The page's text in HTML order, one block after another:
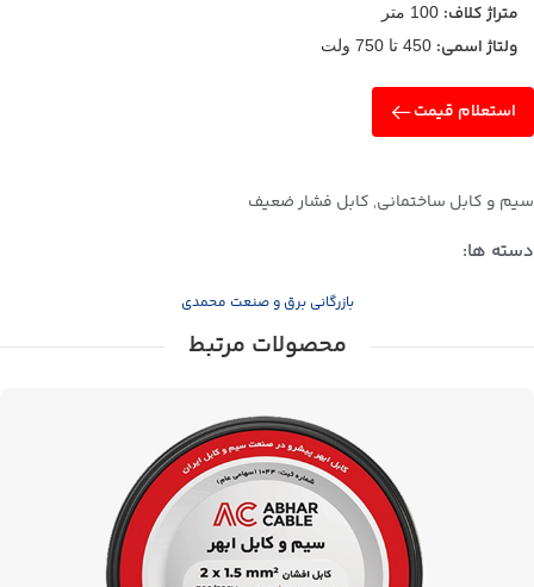
متراژ کلاف: 100 متر
ولتاژ اسمی: 450 تا 750 ولت
استعلام قیمت
سیم و کابل ساختمانی, کابل فشار ضعیف
دسته ها:
بازرگانی برق و صنعت محمدی
محصولات مرتبط